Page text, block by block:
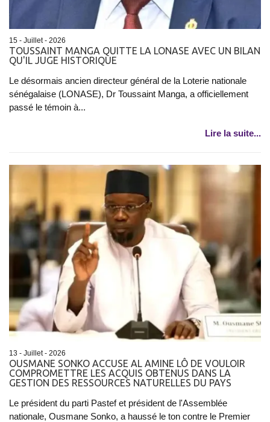
15 - Juillet - 2026
TOUSSAINT MANGA QUITTE LA LONASE AVEC UN BILAN
QU'IL JUGE HISTORIQUE
Le désormais ancien directeur général de la Loterie nationale
sénégalaise (LONASE), Dr Toussaint Manga, a officiellement
passé le témoin à...
Lire la suite...
13 - Juillet - 2026
OUSMANE SONKO ACCUSE AL AMINE LÔ DE VOULOIR
COMPROMETTRE LES ACQUIS OBTENUS DANS LA
GESTION DES RESSOURCES NATURELLES DU PAYS
Le président du parti Pastef et président de l'Assemblée
nationale, Ousmane Sonko, a haussé le ton contre le Premier